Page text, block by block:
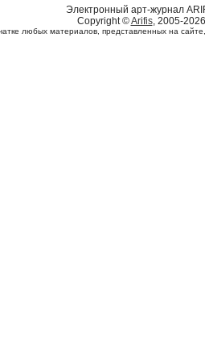
Электронный арт-журнал
Copyright ©Arifis, 2005-2026
любых материалов, представленных на